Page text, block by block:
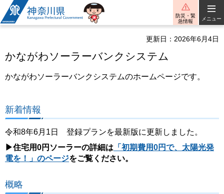
神奈川県
防災・緊
急情報
メニュー
更新日：2026年6月4日
かながわソーラーバンクシステム
かながわソーラーバンクシステムのホームページです。
新着情報
令和8年6月1日 登録プランを最新版に更新しました。
▶住宅用0円ソーラーの詳細は 「初期費用0円で、太陽光発
電を！」のページをご覧ください。
概略